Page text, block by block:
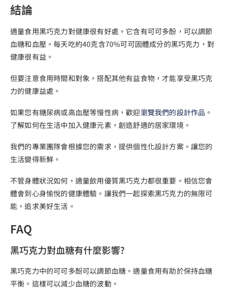
結論
適量食用黑巧克力對健康很有好處。它含有可可多酚，可以調節
血糖和血壓。每天吃約40克含70%可可固體成分的黑巧克力，對
健康很有益。
但要注意食用時間和對象。搭配其他有益食物，才能享受黑巧克
力的健康益處。
如果您有糖尿病或高血壓等慢性病，歡迎瀏覽我們的設計作品 。
了解如何在生活中加入健康元素，創造舒適的居家環境。
我們的專業團隊會根據您的需求，提供個性化設計方案。讓您的
生活變得新鮮。
不管身體狀況如何，適量飲用優質黑巧克力都很重要。相信您會
體會到心身愉悅的健康體驗。讓我們一起探索黑巧克力的無限可
能，追求美好生活。
FAQ
黑巧克力對血糖有什麼影響?
黑巧克力中的可可多酚可以調節血糖。適量食用有助於保持血糖
平衡。這樣可以減少血糖的波動。